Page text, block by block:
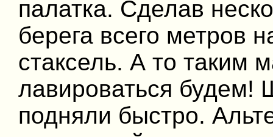
палатка. Сделав
берега всего метров
стаксель. А то таким
лавироваться будем!
подняли быстро.